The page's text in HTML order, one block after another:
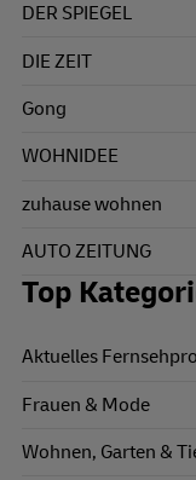
DER SPIEGEL
DIE ZEIT
Gong
WOHNIDEE
zuhause wohnen
AUTO ZEITUNG
Top
Aktuelles
Frauen & Mode
Wohnen, Garten &